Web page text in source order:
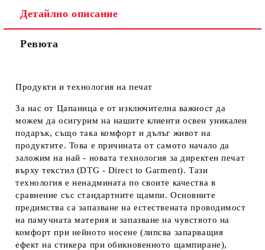
Детайлно описание
Ревюта
Продукти и технология на печат
За нас от Цапаница е от изключителна важност да
можем да осигурим на нашите клиенти освен уникален
подарък, също така комфорт и дълъг живот на
продуктите. Това е причината от самото начало да
заложим на най - новата технология за директен печат
върху текстил (DTG - Direct to Garment). Тази
технология е ненадмината по своите качества в
сравнение със стандартните щампи. Основните
предимства са запазване на естествената проводимост
на памучната материя и запазване на чувството на
комфорт при нейното носене (липсва запарващия
ефект на стикера при обикновенното щампиране),